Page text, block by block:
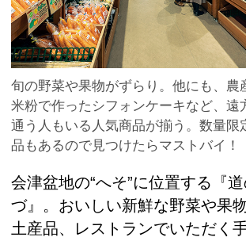
旬の野菜や果物がずらり。他にも、農
米粉で作ったシフォンケーキなど、遠
通う人もいる人気商品が揃う。数量限
品もあるので見つけたらマストバイ！
会津盆地の“へそ”に位置する『
づ』。おいしい新鮮な野菜や果
土産品、レストランでいただく